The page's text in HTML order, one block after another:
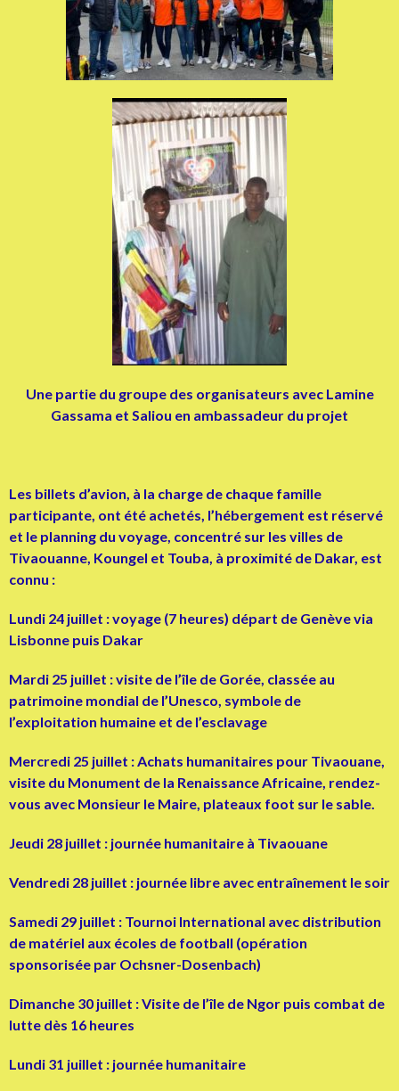
Une partie du groupe des organisateurs avec Lamine
Gassama et Saliou en ambassadeur du projet
Les billets d’avion, à la charge de chaque famille
participante, ont été achetés, l’hébergement est réservé
et le planning du voyage, concentré sur les villes de
Tivaouanne, Koungel et Touba, à proximité de Dakar, est
connu :
Lundi 24 juillet : voyage (7 heures) départ de Genève via
Lisbonne puis Dakar
Mardi 25 juillet : visite de l’île de Gorée, classée au
patrimoine mondial de l’Unesco, symbole de
l’exploitation humaine et de l’esclavage
Mercredi 25 juillet : Achats humanitaires pour Tivaouane,
visite du Monument de la Renaissance Africaine, rendez-
vous avec Monsieur le Maire, plateaux foot sur le sable.
Jeudi 28 juillet : journée humanitaire à Tivaouane
Vendredi 28 juillet : journée libre avec entraînement le soir
Samedi 29 juillet : Tournoi International avec distribution
de matériel aux écoles de football (opération
sponsorisée par Ochsner-Dosenbach)
Dimanche 30 juillet : Visite de l’île de Ngor puis combat de
lutte dès 16 heures
Lundi 31 juillet : journée humanitaire